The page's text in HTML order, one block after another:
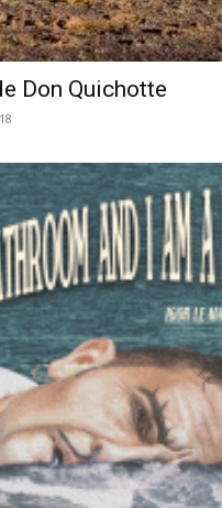
Don Quichotte